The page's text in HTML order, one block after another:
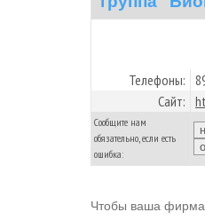
Телефоны:
Сайт:
Сообщите нам
обязательно, если есть
ошибка:
Чтобы ваша фирма